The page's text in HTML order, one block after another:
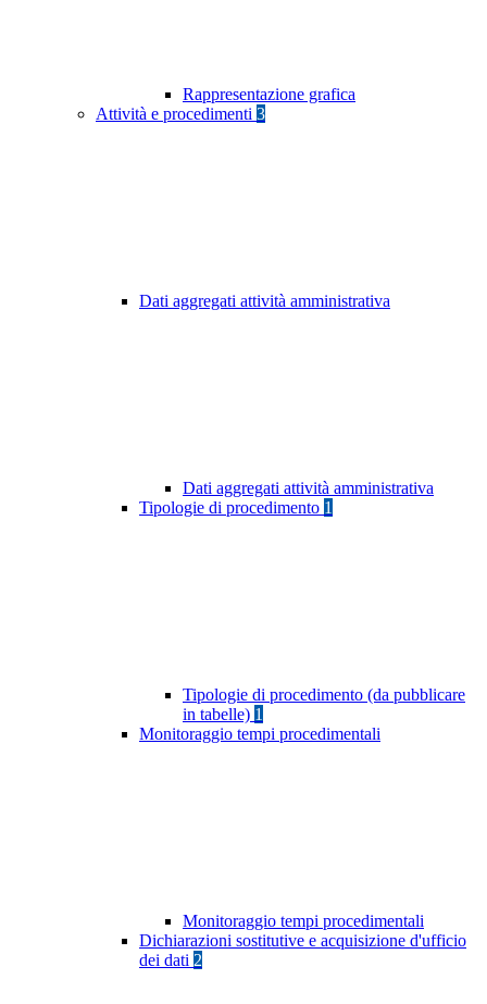
Rappresentazione grafica
Attività e procedimenti 3
Dati aggregati attività amministrativa
Dati aggregati attività amministrativa
Tipologie di procedimento 1
Tipologie di procedimento (da pubblicare
in tabelle) 1
Monitoraggio tempi procedimentali
Monitoraggio tempi procedimentali
Dichiarazioni sostitutive e acquisizione d'ufficio
dei dati 2